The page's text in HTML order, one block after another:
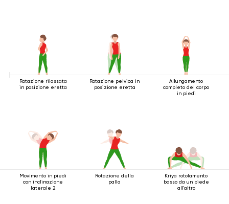
Rotazione rilassata
in posizione eretta
Rotazione pelvica in
posizione eretta
Allungamento
completo del corpo
in piedi
Movimento in piedi
con inclinazione
laterale 2
Rotazione della
palla
Kriya rotolamento
basso da un piede
all'altro